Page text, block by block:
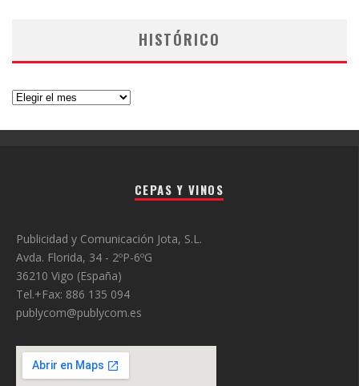
HISTÓRICO
Histórico
CEPAS Y VINOS
Publicidad y Comunicación Jota, S.L.
Avda. Florida, 34 - 2ºP-6ºG
36210 Vigo (España)
Tel.+Fax: 886 135 094
publycom@publycom.es